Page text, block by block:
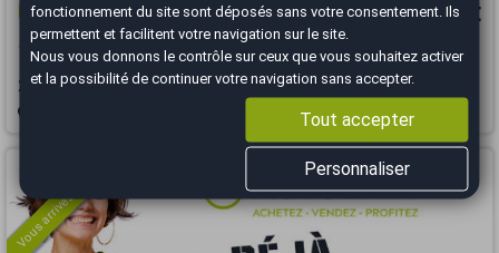
Renault Kadjar 11 480 €
1.6 dCi 130 ch Intens Entretien suivi et disponible
2015 85231 km DIESEL Manuelle
Vous arrivez trop tard
fonctionnement du site sont déposés sans votre consentement. Ils
permettent et facilitent votre navigation sur le site.
Nous vous donnons le contrôle sur ceux que vous souhaitez activer
et la possibilité de continuer votre navigation sans accepter.
Tout accepter
Personnaliser